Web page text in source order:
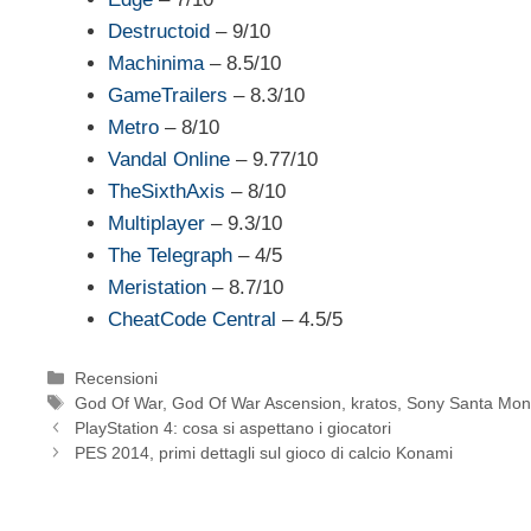
Destructoid – 9/10
Machinima– 8.5/10
GameTrailers – 8.3/10
Metro – 8/10
Vandal Online – 9.77/10
TheSixthAxis – 8/10
Multiplayer – 9.3/10
The Telegraph – 4/5
Meristation – 8.7/10
CheatCode Central – 4.5/5
Categorie
Recensioni
Tag
God Of War,God Of War Ascension kratos Sony Santa
PlayStation 4: cosa si aspettano i giocatori
PES 2014, primi dettagli sul gioco di calcio Konami